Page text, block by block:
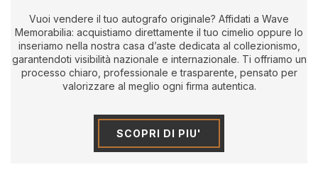
Vuoi vendere il tuo autografo originale? Affidati a Wave
Memorabilia: acquistiamo direttamente il tuo cimelio oppure lo
inseriamo nella nostra casa d’aste dedicata al collezionismo,
garantendoti visibilità nazionale e internazionale. Ti offriamo un
processo chiaro, professionale e trasparente, pensato per
valorizzare al meglio ogni firma autentica.
SCOPRI DI PIU'